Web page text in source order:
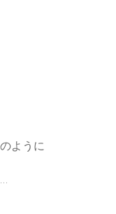
ように